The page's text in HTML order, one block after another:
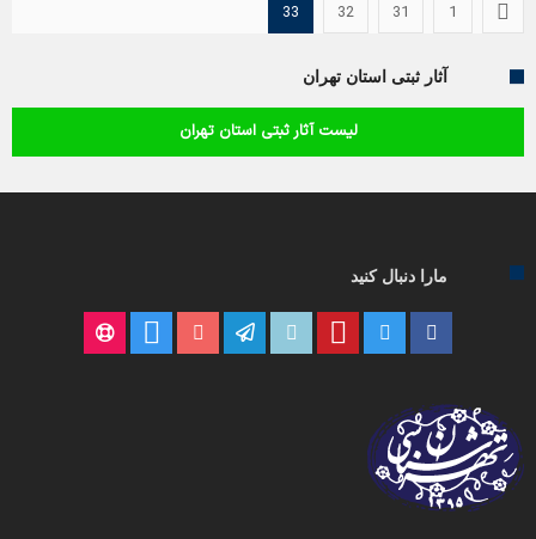
1
31
32
33
آثار ثبتی استان تهران
لیست آثار ثبتی استان تهران
مارا دنبال کنید